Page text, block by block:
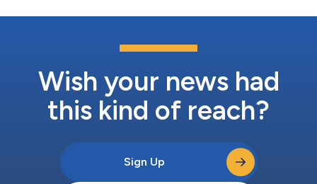
Wish your news had
this kind of reach?
Sign Up